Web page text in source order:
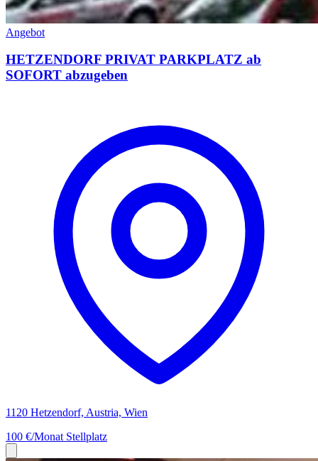
Angebot
HETZENDORF PRIVAT PARKPLATZ ab
SOFORT abzugeben
1120 Hetzendorf, Austria, Wien
100 €/Monat Stellplatz